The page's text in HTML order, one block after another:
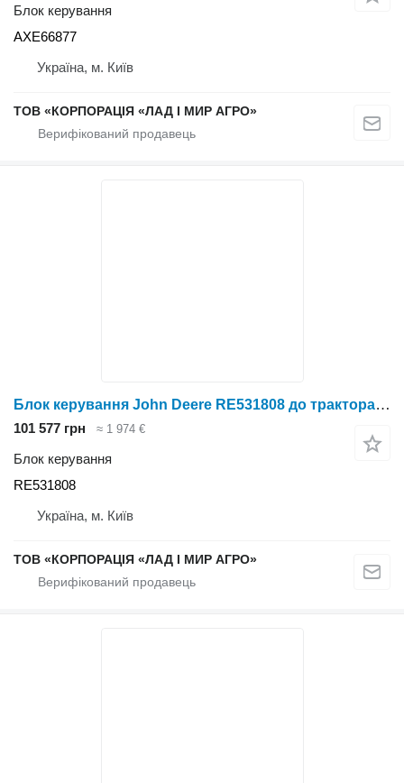
Блок керування
AXE66877
Україна, м. Київ
ТОВ «КОРПОРАЦІЯ «ЛАД І МИР АГРО»
Блок керування John Deere RE531808 до трактора колісного John Deere
101 577 грн ≈ 1 974 €
Блок керування
RE531808
Україна, м. Київ
ТОВ «КОРПОРАЦІЯ «ЛАД І МИР АГРО»